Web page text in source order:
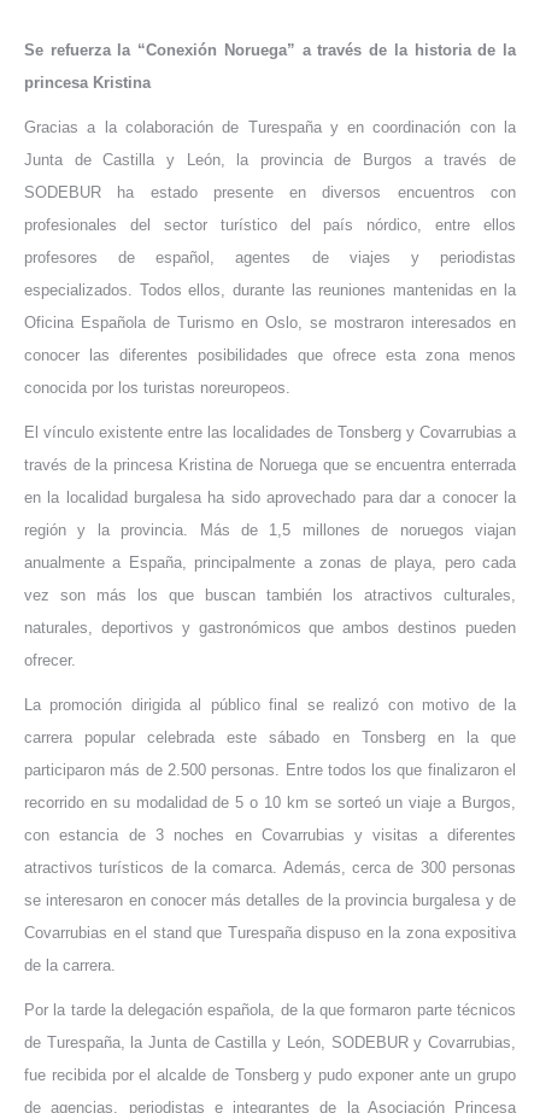
Se refuerza la “Conexión Noruega” a través de la historia de la
princesa Kristina
Gracias a la colaboración de Turespaña y en coordinación con la
Junta de Castilla y León, la provincia de Burgos a través de
SODEBUR ha estado presente en diversos encuentros con
profesionales del sector turístico del país nórdico, entre ellos
profesores de español, agentes de viajes y periodistas
especializados. Todos ellos, durante las reuniones mantenidas en la
Oficina Española de Turismo en Oslo, se mostraron interesados en
conocer las diferentes posibilidades que ofrece esta zona menos
conocida por los turistas noreuropeos.
El vínculo existente entre las localidades de Tonsberg y Covarrubias a
través de la princesa Kristina de Noruega que se encuentra enterrada
en la localidad burgalesa ha sido aprovechado para dar a conocer la
región y la provincia. Más de 1,5 millones de noruegos viajan
anualmente a España, principalmente a zonas de playa, pero cada
vez son más los que buscan también los atractivos culturales,
naturales, deportivos y gastronómicos que ambos destinos pueden
ofrecer.
La promoción dirigida al público final se realizó con motivo de la
carrera popular celebrada este sábado en Tonsberg en la que
participaron más de 2.500 personas. Entre todos los que finalizaron el
recorrido en su modalidad de 5 o 10 km se sorteó un viaje a Burgos,
con estancia de 3 noches en Covarrubias y visitas a diferentes
atractivos turísticos de la comarca. Además, cerca de 300 personas
se interesaron en conocer más detalles de la provincia burgalesa y de
Covarrubias en el stand que Turespaña dispuso en la zona expositiva
de la carrera.
Por la tarde la delegación española, de la que formaron parte técnicos
de Turespaña, la Junta de Castilla y León, SODEBUR y Covarrubias,
fue recibida por el alcalde de Tonsberg y pudo exponer ante un grupo
de agencias, periodistas e integrantes de la Asociación Princesa